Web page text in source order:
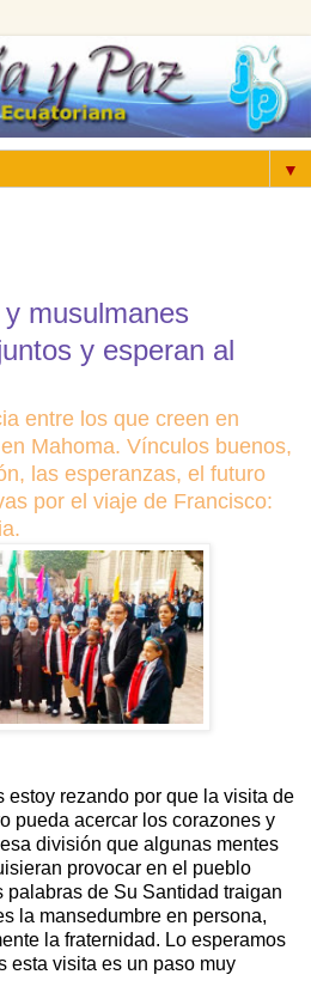
▼
musulmanes
y esperan al
entre los que creen en
Mahoma. Vínculos buenos,
las esperanzas, el futuro
por el viaje de Francisco:
estoy rezando por que la visita de
pueda acercar los corazones y
división que algunas mentes
provocar en el pueblo
de Su Santidad traigan
la mansedumbre en persona,
la fraternidad. Lo esperamos
esta visita es un paso muy